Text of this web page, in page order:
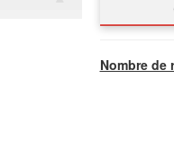
Nombre de